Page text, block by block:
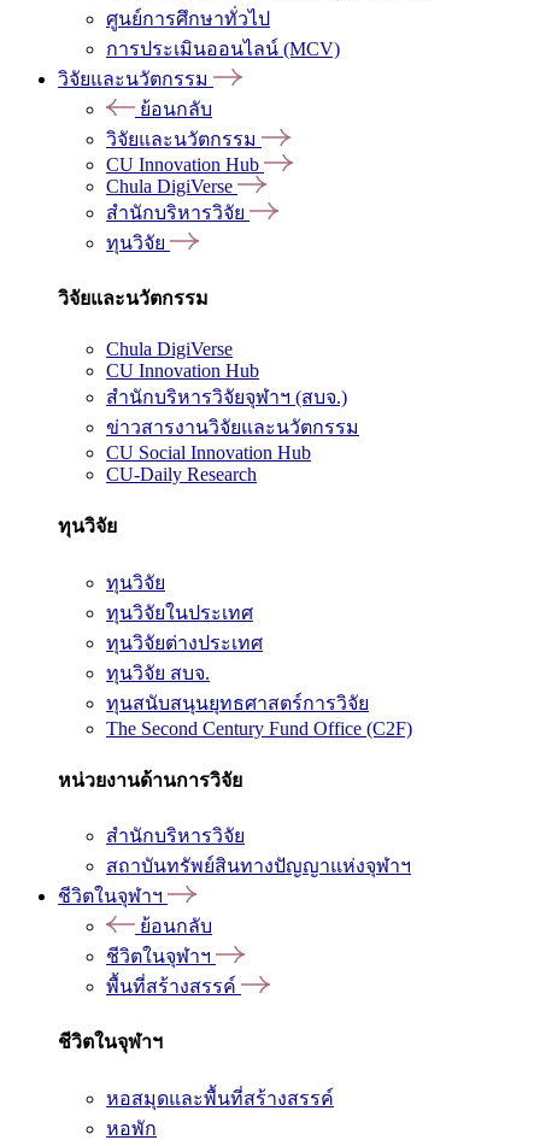
ศูนย์การศึกษาทั่วไป
การประเมินออนไลน์ (MCV)
วิจัยและนวัตกรรม
ย้อนกลับ
วิจัยและนวัตกรรม
CU Innovation Hub
Chula DigiVerse
สำนักบริหารวิจัย
ทุนวิจัย
วิจัยและนวัตกรรม
Chula DigiVerse
CU Innovation Hub
สำนักบริหารวิจัยจุฬาฯ (สบจ.)
ข่าวสารงานวิจัยและนวัตกรรม
CU Social Innovation Hub
CU-Daily Research
ทุนวิจัย
ทุนวิจัย
ทุนวิจัยในประเทศ
ทุนวิจัยต่างประเทศ
ทุนวิจัย สบจ.
ทุนสนับสนุนยุทธศาสตร์การวิจัย
The Second Century Fund Office (C2F)
หน่วยงานด้านการวิจัย
สำนักบริหารวิจัย
สถาบันทรัพย์สินทางปัญญาแห่งจุฬาฯ
ชีวิตในจุฬาฯ
ย้อนกลับ
ชีวิตในจุฬาฯ
พื้นที่สร้างสรรค์
ชีวิตในจุฬาฯ
หอสมุดและพื้นที่สร้างสรรค์
หอพัก